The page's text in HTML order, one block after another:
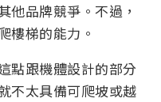
他品牌競爭。不過，
樓梯的能力。
點跟機體設計的部分
不太具備可爬坡或越